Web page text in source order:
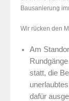
Bausanierung
Wir rücken den
Am
statt, die
dafür